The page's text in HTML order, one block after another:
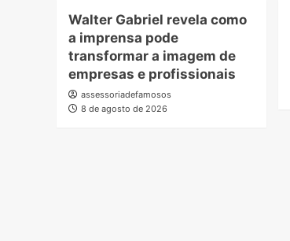
Walter Gabriel revela como
a imprensa pode
transformar a imagem de
empresas e profissionais
assessoriadefamosos
8 de agosto de 2026